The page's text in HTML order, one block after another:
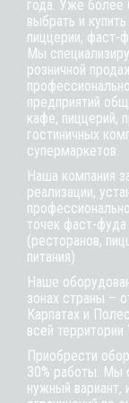
года. Уже
выбрать и
пиццерии, фаст-
Мы
розничной
предприятий
кафе, пиццерий,
гостиничных
супермаркетов.
Наша компания
реализации,
точек фаст-
(ресторанов,
питания)
Наше
зонах страны –
Карпатах и
всей территории
Приобрести
30% работы. Мы
нужный вариант,